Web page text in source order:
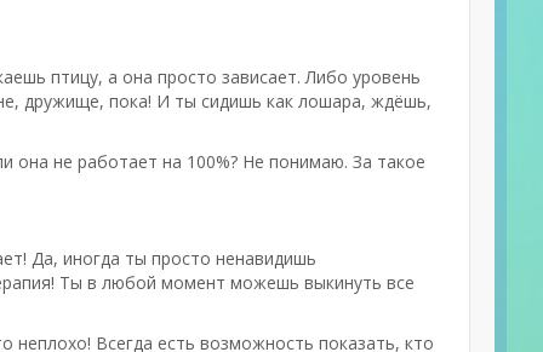
птицу, а она просто зависает. Либо уровень
не, дружище, пока! И ты сидишь как лошара, ждёшь,
она не работает на 100%? Не понимаю. За такое
Да, иногда ты просто ненавидишь
Ты в любой момент можешь выкинуть все
Всегда есть возможность показать, кто